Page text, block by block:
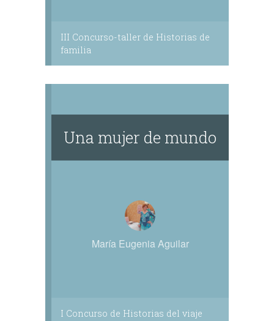
III Concurso-taller de Historias de
familia
Una mujer de mundo
María Eugenia Aguilar
I Concurso de Historias del viaje